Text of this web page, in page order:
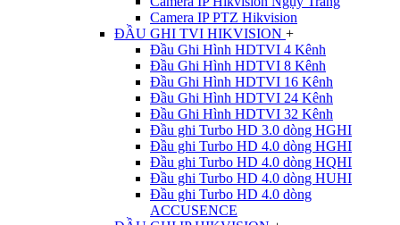
Camera IP PTZ Hikvision
ĐẦU GHI TVI HIKVISION +
Đầu Ghi Hình HDTVI 4 Kênh
Đầu Ghi Hình HDTVI 8 Kênh
Đầu Ghi Hình HDTVI 16 Kênh
Đầu Ghi Hình HDTVI 24 Kênh
Đầu Ghi Hình HDTVI 32 Kênh
Đầu ghi Turbo HD 3.0 dòng HGHI
Đầu ghi Turbo HD 4.0 dòng HGHI
Đầu ghi Turbo HD 4.0 dòng HQHI
Đầu ghi Turbo HD 4.0 dòng HUHI
Đầu ghi Turbo HD 4.0 dòng
ACCUSENCE